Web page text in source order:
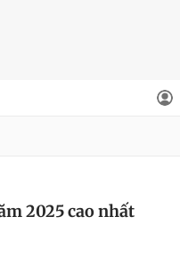
2025 cao nhất